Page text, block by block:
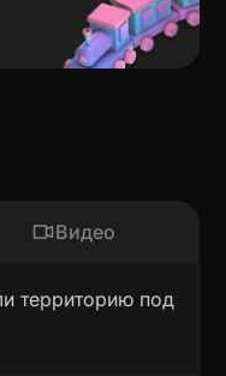
Видео
территорию под